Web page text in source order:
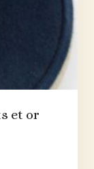
et or